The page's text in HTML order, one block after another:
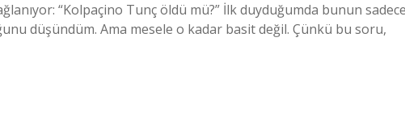
“Kolpaçino Tunç öldü mü?” İlk duyduğumda bunun sadece
düşündüm. Ama mesele o kadar basit değil. Çünkü bu soru,